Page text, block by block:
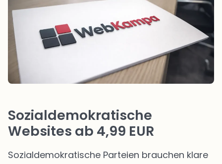
Sozialdemokratische
Websites ab 4,99 EUR
Sozialdemokratische Parteien brauchen klare